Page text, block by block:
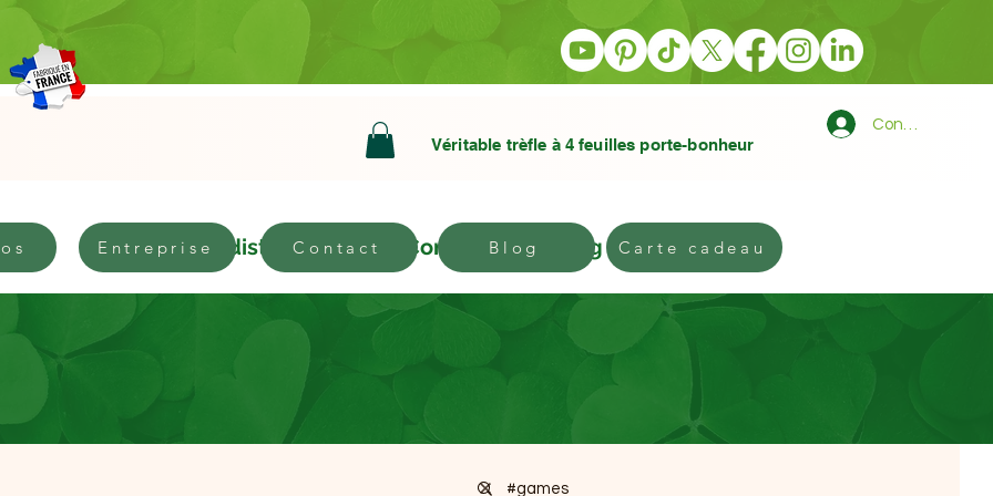
Véritable trèfle à 4 feuilles porte-bonheur
Connexion
Become a distributor Contact Blog Gift card
Entreprise Contact Blog Carte cadeau